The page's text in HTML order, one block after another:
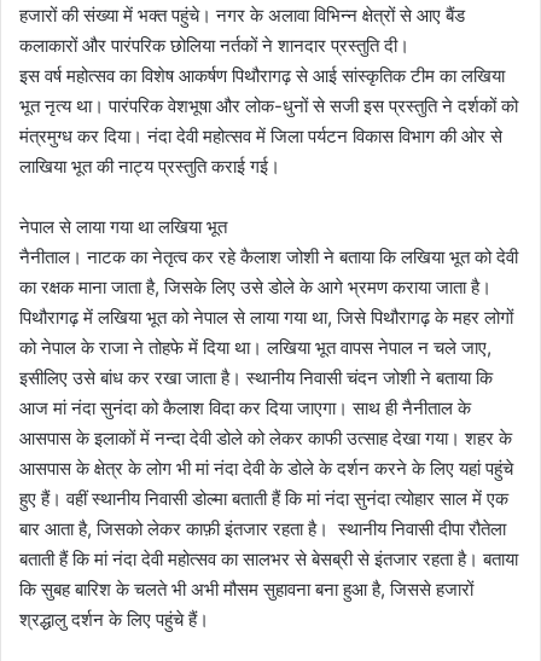
हजारों की संख्या में भक्त पहुंचे। नगर के अलावा विभिन्न क्षेत्रों से आए बैंड
कलाकारों और पारंपरिक छोलिया नर्तकों ने शानदार प्रस्तुति दी।
इस वर्ष महोत्सव का विशेष आकर्षण पिथौरागढ़ से आई सांस्कृतिक टीम का लखिया
भूत नृत्य था। पारंपरिक वेशभूषा और लोक-धुनों से सजी इस प्रस्तुति ने दर्शकों को
मंत्रमुग्ध कर दिया। नंदा देवी महोत्सव में जिला पर्यटन विकास विभाग की ओर से
लाखिया भूत की नाट्य प्रस्तुति कराई गई।
नेपाल से लाया गया था लखिया भूत
नैनीताल। नाटक का नेतृत्व कर रहे कैलाश जोशी ने बताया कि लखिया भूत को देवी
का रक्षक माना जाता है, जिसके लिए उसे डोले के आगे भ्रमण कराया जाता है।
पिथौरागढ़ में लखिया भूत को नेपाल से लाया गया था, जिसे पिथौरागढ़ के महर लोगों
को नेपाल के राजा ने तोहफे में दिया था। लखिया भूत वापस नेपाल न चले जाए,
इसीलिए उसे बांध कर रखा जाता है। स्थानीय निवासी चंदन जोशी ने बताया कि
आज मां नंदा सुनंदा को कैलाश विदा कर दिया जाएगा। साथ ही नैनीताल के
आसपास के इलाकों में नन्दा देवी डोले को लेकर काफी उत्साह देखा गया। शहर के
आसपास के क्षेत्र के लोग भी मां नंदा देवी के डोले के दर्शन करने के लिए यहां पहुंचे
हुए हैं। वहीं स्थानीय निवासी डोल्मा बताती हैं कि मां नंदा सुनंदा त्योहार साल में एक
बार आता है, जिसको लेकर काफ़ी इंतजार रहता है। स्थानीय निवासी दीपा रौतेला
बताती हैं कि मां नंदा देवी महोत्सव का सालभर से बेसब्री से इंतजार रहता है। बताया
कि सुबह बारिश के चलते भी अभी मौसम सुहावना बना हुआ है, जिससे हजारों
श्रद्धालु दर्शन के लिए पहुंचे हैं।